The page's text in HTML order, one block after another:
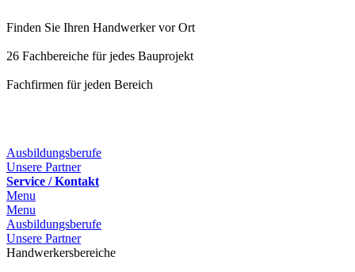
Finden Sie Ihren Handwerker vor Ort
26 Fachbereiche für jedes Bauprojekt
Fachfirmen für jeden Bereich
Ausbildungsberufe
Unsere Partner
Service / Kontakt
Menu
Menu
Ausbildungsberufe
Unsere Partner
Handwerkersbereiche